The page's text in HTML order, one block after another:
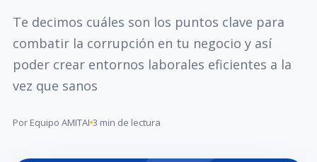
Te decimos cuáles son los puntos clave para
combatir la corrupción en tu negocio y así
poder crear entornos laborales eficientes a la
vez que sanos
Por Equipo AMITAI 3 min de lectura